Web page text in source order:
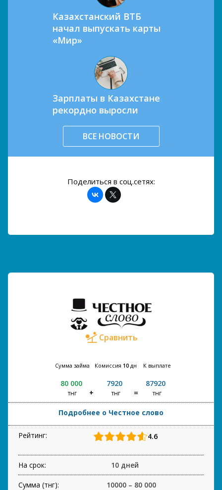
Казахстанский ВТБ
начал выпускать карты
«Мир»
Зарплаты в Казахстане
рекордно выросли
ВСЕ НОВОСТИ
Поделиться в соц.сетях:
Сравнить
Сумма займа
80 000
тнг
Комиссия 10 дн
7920
тнг
К выплате
87920
тнг
Подробнее о Честное слово
Рейтинг: 4.6
На срок: 10 дней
Сумма (тнг): 10000 – 80 000